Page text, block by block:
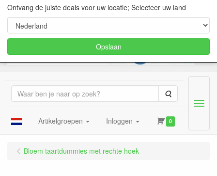
Zoeken
Artikelgroepen Inloggen 0
Menu
Bloem taartdummies met rechte hoek
Ontvang de juiste deals voor uw locatie; Selecteer uw land
Opslaan